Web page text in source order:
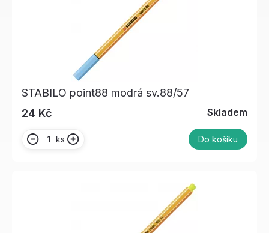
STABILO point88 modrá sv.88/57
24 Kč
Skladem
ks Do košíku